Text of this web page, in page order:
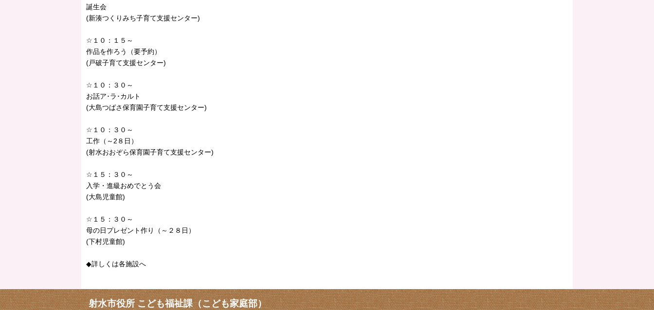
誕生会
(新湊つくりみち子育て支援センター)
☆１０：１５～
作品を作ろう（要予約）
(戸破子育て支援センター)
☆１０：３０～
お話ア･ラ･カルト
(大島つばさ保育園子育て支援センター)
☆１０：３０～
工作（～2８日）
(射水おおぞら保育園子育て支援センター)
☆１５：３０～
入学・進級おめでとう会
(大島児童館)
☆１５：３０～
母の日プレゼント作り（～２８日）
(下村児童館)
◆詳しくは各施設へ
射水市役所 こども福祉課（こども家庭部）